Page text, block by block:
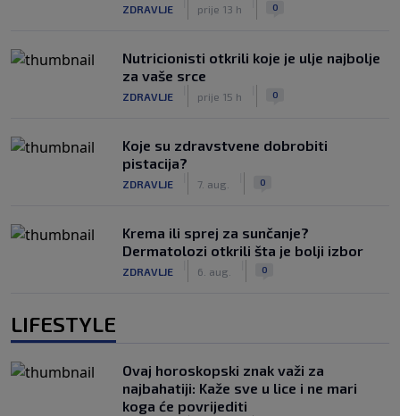
ZDRAVLJE prije 13 h 0
Nutricionisti otkrili koje je ulje najbolje
za vaše srce
ZDRAVLJE prije 15 h 0
Koje su zdravstvene dobrobiti
pistacija?
ZDRAVLJE 7. aug. 0
Krema ili sprej za sunčanje?
Dermatolozi otkrili šta je bolji izbor
ZDRAVLJE 6. aug. 0
LIFESTYLE
Ovaj horoskopski znak važi za
najbahatiji: Kaže sve u lice i ne mari
koga će povrijediti